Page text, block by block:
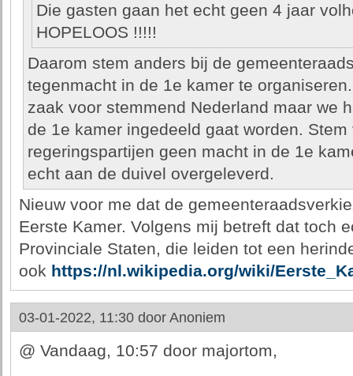
Die gasten gaan het echt geen 4 jaar
HOPELOOS !!!!!
Daarom stem anders bij de
tegenmacht in de 1e kamer te
zaak voor stemmend Nederland maar we
de 1e kamer ingedeeld gaat worden.
regeringspartijen geen macht in de 1e
echt aan de duivel overgeleverd.
Nieuw voor me dat de
Eerste Kamer. Volgens mij betreft dat toch
Provinciale Staten, die leiden tot een
ook https://nl.wikipedia.org/wiki/
03-01-2022, 11:30 door Anoniem
@ Vandaag, 10:57 door majortom,